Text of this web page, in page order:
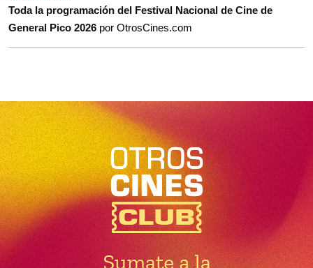
Toda la programación del Festival Nacional de Cine de
General Pico 2026 por OtrosCines.com